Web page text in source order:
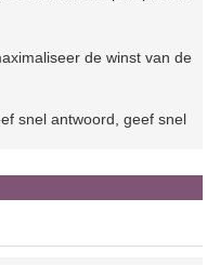
we bieden zijde-
en diameter van de
aangepast.
gespoten volgens uw
dop.
voor
in onze